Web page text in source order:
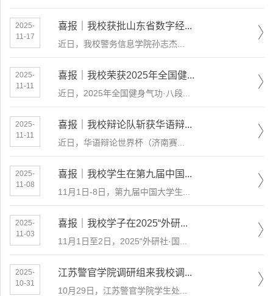
2025-
11-17
喜报｜我校获批山东省数字经...
近日，我校警务信息学院孙志杰...
2025-
11-11
喜报｜我校荣获2025年全国健...
近日，2025年全国健身气功·八段...
2025-
11-11
喜报｜我校辩论队斩获华语辩...
近日，华语辩论世界杯（济南赛...
2025-
11-08
喜报｜我校学生在第九届中国...
11月1日-8日，第九届中国大学生...
2025-
11-03
喜报｜我校学子在2025“外研...
11月1日至2日，2025“外研社·国...
2025-
10-31
江苏警官学院调研组来我校调...
10月29日，江苏警官学院学生处...